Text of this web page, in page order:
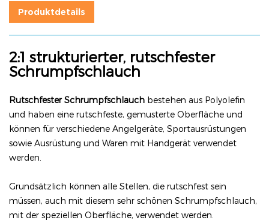
Produktdetails
2:1 strukturierter, rutschfester
Schrumpfschlauch
Rutschfester Schrumpfschlauch bestehen aus Polyolefin
und haben eine rutschfeste, gemusterte Oberfläche und
können für verschiedene Angelgeräte, Sportausrüstungen
sowie Ausrüstung und Waren mit Handgerät verwendet
werden.
Grundsätzlich können alle Stellen, die rutschfest sein
müssen, auch mit diesem sehr schönen Schrumpfschlauch,
mit der speziellen Oberfläche, verwendet werden.